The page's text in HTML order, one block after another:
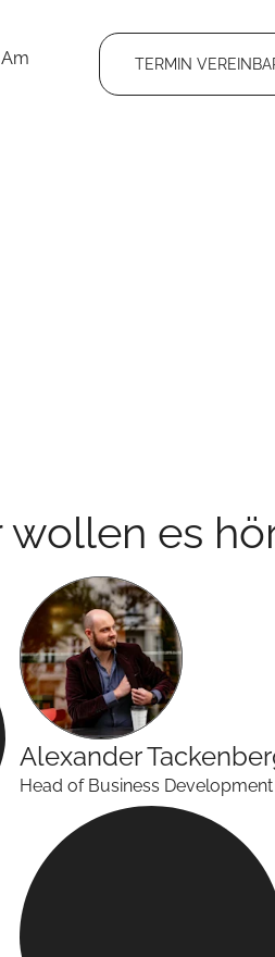
TERMIN
es
Alexander
Head of Business Development